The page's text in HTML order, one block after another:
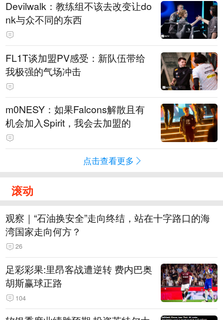
Devilwalk：教练组不该去改变让do
nk与众不同的东西
FL1T谈加盟PV感受：新队伍带给
我极强的气场冲击
m0NESY：如果Falcons解散且有
机会加入Spirit，我会去加盟的
点击查看更多
滚动
观察｜“石油换安全”走向终结，站在十字路口的海
湾国家走向何方？
26
足彩彩果:里昂客战遭逆转 费内巴奥
胡斯赢球正路
104